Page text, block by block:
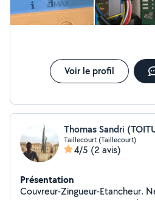
Voir le profil
Thomas Sandri
Taillecourt (Taillecourt)
4/5 (2 avis)
Présentation
Couvreur-Zingueur-Etancheur.